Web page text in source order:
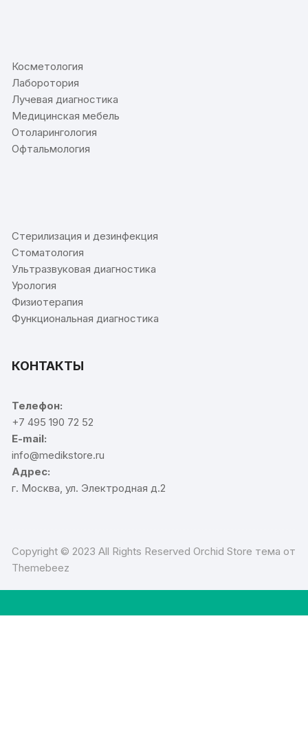
Косметология
Лаборотория
Лучевая диагностика
Медицинская мебель
Отоларингология
Офтальмология
Стерилизация и дезинфекция
Стоматология
Ультразвуковая диагностика
Урология
Физиотерапия
Функциональная диагностика
КОНТАКТЫ
Телефон:
+7 495 190 72 52
E-mail:
info@medikstore.ru
Адрес:
г. Москва, ул. Электродная д.2
Copyright © 2023 All Rights Reserved Orchid Store тема от
Themebeez